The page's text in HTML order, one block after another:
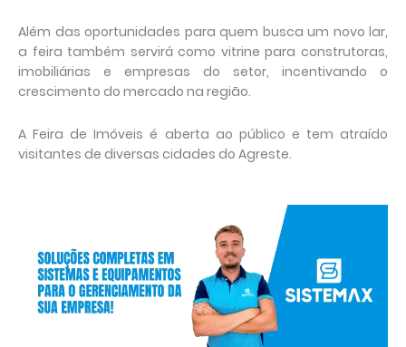
Além das oportunidades para quem busca um novo lar,
a feira também servirá como vitrine para construtoras,
imobiliárias e empresas do setor, incentivando o
crescimento do mercado na região.
A Feira de Imóveis é aberta ao público e tem atraído
visitantes de diversas cidades do Agreste.